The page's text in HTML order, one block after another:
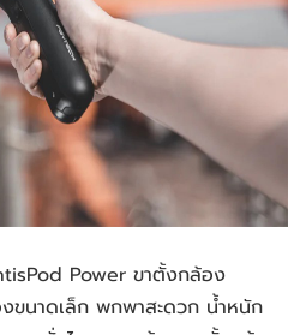
Power ขาตั้งกล้อง
ขนาดเล็ก พกพาสะดวก น้ำหนัก